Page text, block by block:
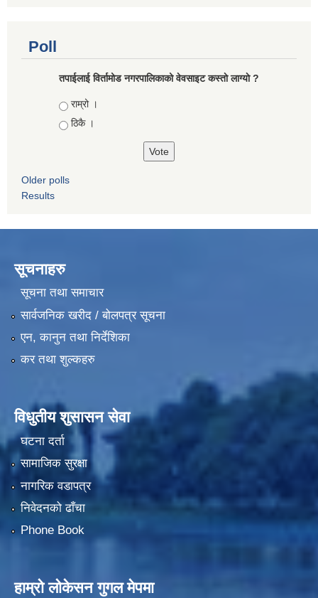
Poll
तपाईलाई विर्तामोड नगरपालिकाको वेवसाइट कस्ताे लाग्याे ?
Choices
राम्रो ।
ठिकै ।
Older polls
Results
सूचनाहरु
सूचना तथा समाचार
सार्वजनिक खरीद / बोलपत्र सूचना
एन, कानुन तथा निर्देशिका
कर तथा शुल्कहरु
विधुतीय शुसासन सेवा
घटना दर्ता
सामाजिक सुरक्षा
नागरिक वडापत्र
निवेदनको ढाँचा
Phone Book
हाम्रो लोकेसन गुगल मेपमा